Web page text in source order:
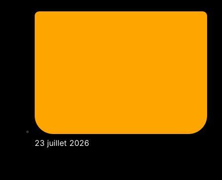
23 juillet 2026